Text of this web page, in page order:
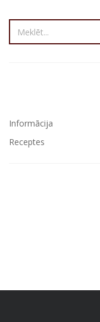
Informācija
Receptes